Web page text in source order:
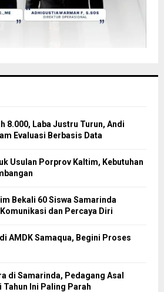
8.000, Laba Justru Turun, Andi
Evaluasi Berbasis Data
Usulan Porprov Kaltim, Kebutuhan
Bekali 60 Siswa Samarinda
dan Percaya Diri
AMDK Samaqua, Begini Proses
di Samarinda, Pedagang Asal
Tahun Ini Paling Parah